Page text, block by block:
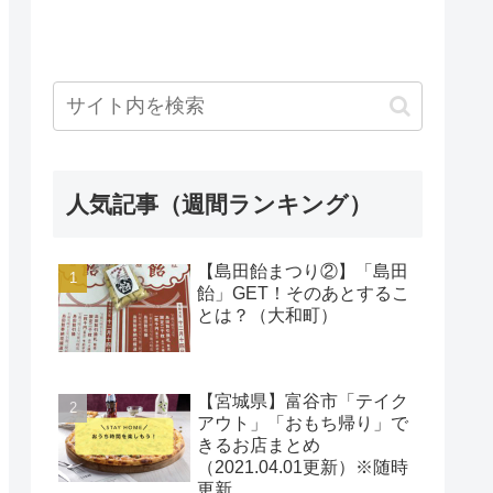
人気記事（週間ランキング）
【島田飴まつり②】「島田
飴」GET！そのあとするこ
とは？（大和町）
【宮城県】富谷市「テイク
アウト」「おもち帰り」で
きるお店まとめ
（2021.04.01更新）※随時